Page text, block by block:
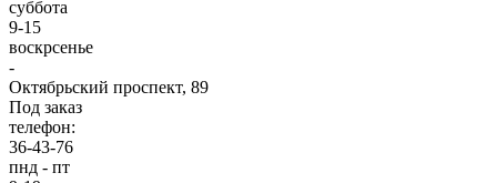
суббота
9-15
воскрсенье
-
Октябрьский проспект, 89
Под заказ
телефон:
36-43-76
пнд - пт